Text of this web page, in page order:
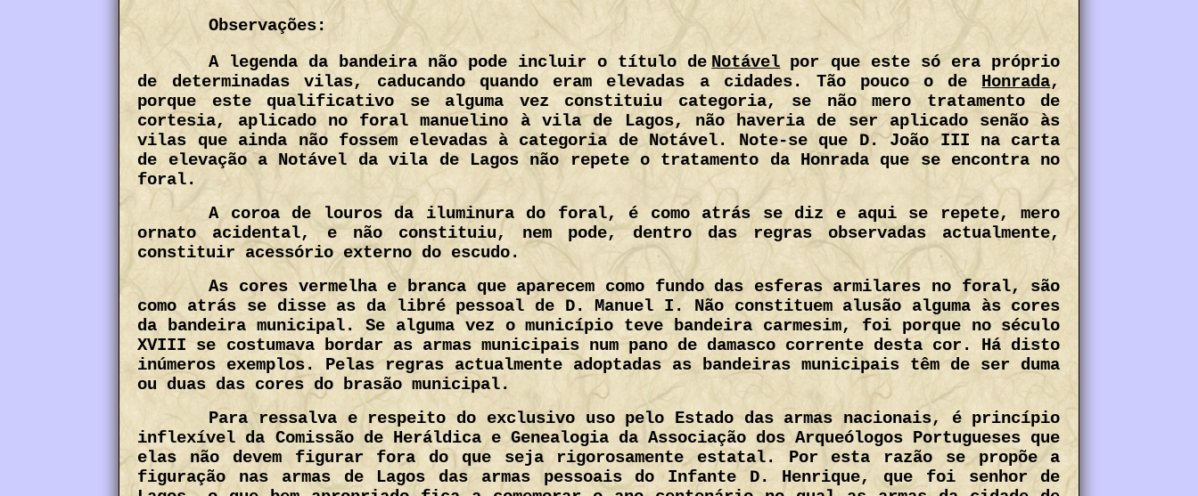
Observações:
A legenda da bandeira não pode incluir o título de Notável por que este só era próprio
de determinadas vilas, caducando quando eram elevadas a cidades. Tão pouco o de
Honrada,
porque este qualificativo se alguma vez constituiu categoria, se não mero tratamento de
cortesia, aplicado no foral manuelino à vila de Lagos, não haveria de ser aplicado senão às
vilas que ainda não fossem elevadas à categoria de Notável. Note-se que D. João III na carta
de elevação a Notável da vila de Lagos não repete o tratamento da Honrada que se encontra no
foral.
A coroa de louros da iluminura do foral, é como atrás se diz e aqui se repete, mero
ornato acidental, e não constituiu, nem pode, dentro das regras observadas actualmente,
constituir acessório externo do escudo.
As cores vermelha e branca que aparecem como fundo das esferas armilares no foral, são
como atrás se disse as da libré pessoal de D. Manuel I. Não constituem alusão alguma às cores
da bandeira municipal. Se alguma vez o município teve bandeira carmesim, foi porque no século
XVIII se costumava bordar as armas municipais num pano de damasco corrente desta cor. Há disto
inúmeros exemplos. Pelas regras actualmente adoptadas as bandeiras municipais têm de ser duma
ou duas das cores do brasão municipal.
Para ressalva e respeito do exclusivo uso pelo Estado das armas nacionais, é princípio
inflexível da Comissão de Heráldica e Genealogia da Associação dos Arqueólogos Portugueses que
elas não devem figurar fora do que seja rigorosamente estatal. Por esta razão se propõe a
figuração nas armas de Lagos das armas pessoais do Infante D. Henrique, que foi senhor de